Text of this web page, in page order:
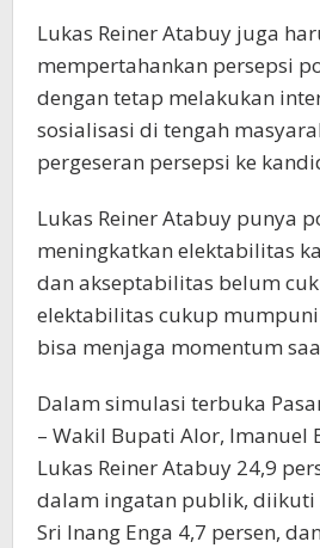
Lukas Reiner Atabuy juga
mempertahankan persepsi
dengan tetap melakukan
sosialisasi di tengah
pergeseran persepsi ke
Lukas Reiner Atabuy punya
meningkatkan elektabilitas
dan akseptabilitas belum
elektabilitas cukup
bisa menjaga momentum
Dalam simulasi terbuka
– Wakil Bupati Alor, Imanuel
Lukas Reiner Atabuy 24,9
dalam ingatan publik, diikuti
Sri Inang Enga 4,7 persen,